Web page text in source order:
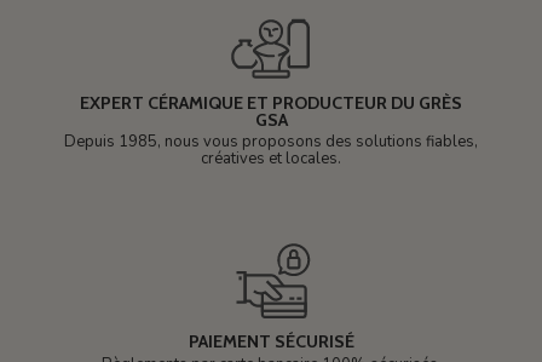
EXPERT CÉRAMIQUE ET PRODUCTEUR DU GRÈS
GSA
Depuis 1985, nous vous proposons des solutions fiables,
créatives et locales.
PAIEMENT SÉCURISÉ